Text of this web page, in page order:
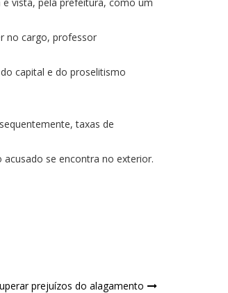
no cargo, professor
capital e do proselitismo
taxas de
se encontra no exterior.
prejuízos do alagamento